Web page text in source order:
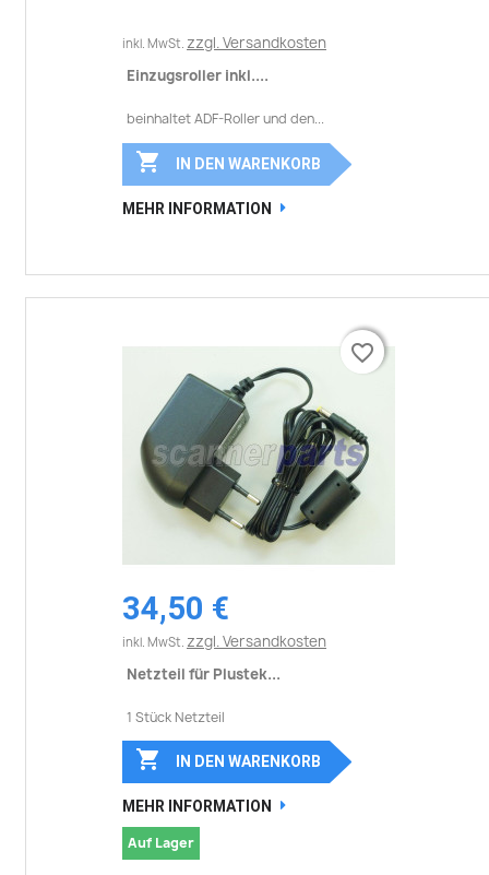
inkl. MwSt. zzgl. Versandkosten
Einzugsroller inkl....
beinhaltet ADF-Roller und den...
 IN DEN WARENKORB
MEHR INFORMATION
34,50 €
inkl. MwSt. zzgl. Versandkosten
Netzteil für Plustek...
1 Stück Netzteil
favorite_border
 IN DEN WARENKORB
MEHR INFORMATION
Auf Lager
favorite_border